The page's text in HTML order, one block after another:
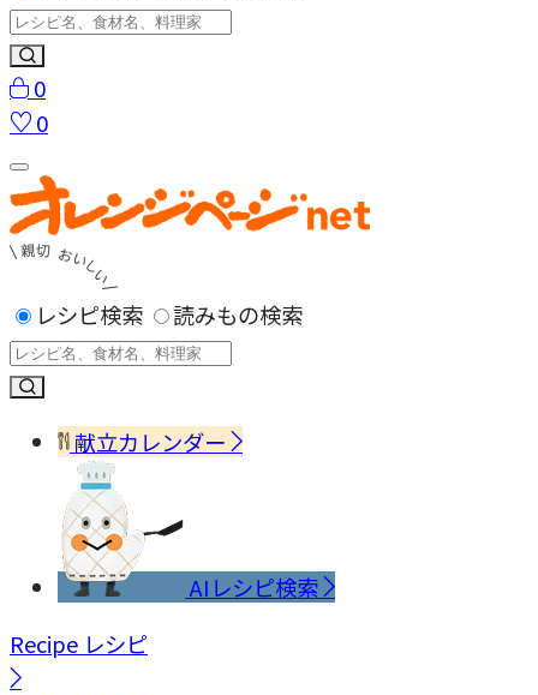
0
0
レシピ検索 読みもの検索
献立カレンダー
AIレシピ検索
Recipe レシピ